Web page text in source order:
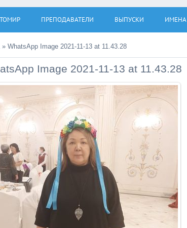
ПРЕПОДАВАТЕЛИ ВЫПУСКИ ИМЕНА
» WhatsApp Image 2021-11-13 at 11.43.28
Image 2021-11-13 at 11.43.28